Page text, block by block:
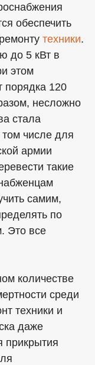
обеспечить
техники.
до 5 кВт в
этом
порядка 120
несложно
стала
числе для
армии
такие
самим,
по
Это все
количестве
среди
техники и
даже
прикрытия